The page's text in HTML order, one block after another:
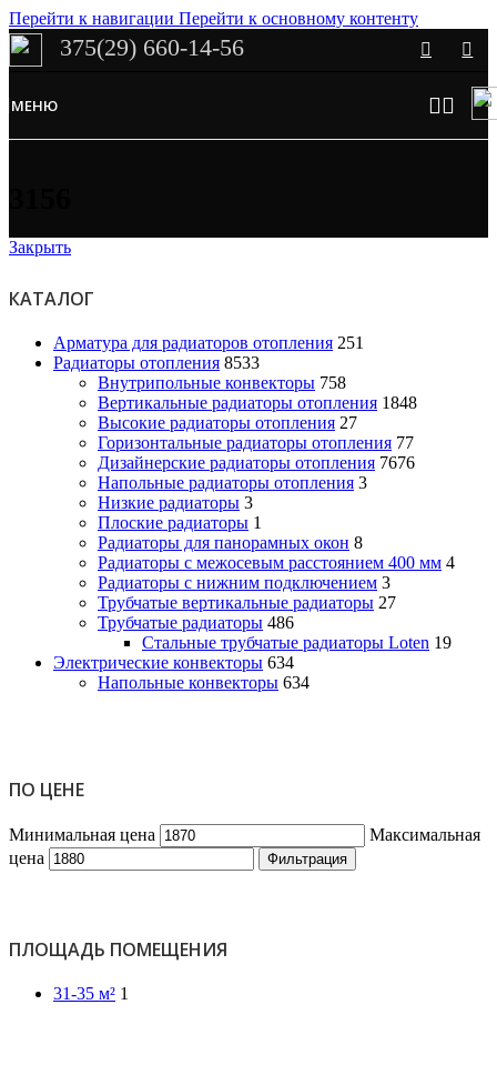
Перейти к навигации Перейти к основному контенту
Сэкономим Ваше время на подбор
Рассчитаем мощность | Предложим от 3х вариантов | В наличии и
под заказ
375(29) 660-14-56
МЕНЮ
Закрыть
КАТАЛОГ
Арматура для радиаторов отопления 251
Радиаторы отопления 8533
Внутрипольные конвекторы 758
Вертикальные радиаторы отопления 1848
Высокие радиаторы отопления 27
Горизонтальные радиаторы отопления 77
Дизайнерские радиаторы отопления 7676
Напольные радиаторы отопления 3
Низкие радиаторы 3
Плоские радиаторы 1
Радиаторы для панорамных окон 8
Радиаторы с межосевым расстоянием 400 мм 4
Радиаторы с нижним подключением 3
Трубчатые вертикальные радиаторы 27
Трубчатые радиаторы 486
Cтальные трубчатые радиаторы Loten 19
Электрические конвекторы 634
Напольные конвекторы 634
ПО ЦЕНЕ
Минимальная цена
Максимальная
цена
Фильтрация
ПЛОЩАДЬ ПОМЕЩЕНИЯ
31-35 м² 1